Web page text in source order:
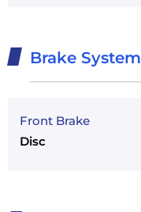
Brake System
Front Brake
Disc